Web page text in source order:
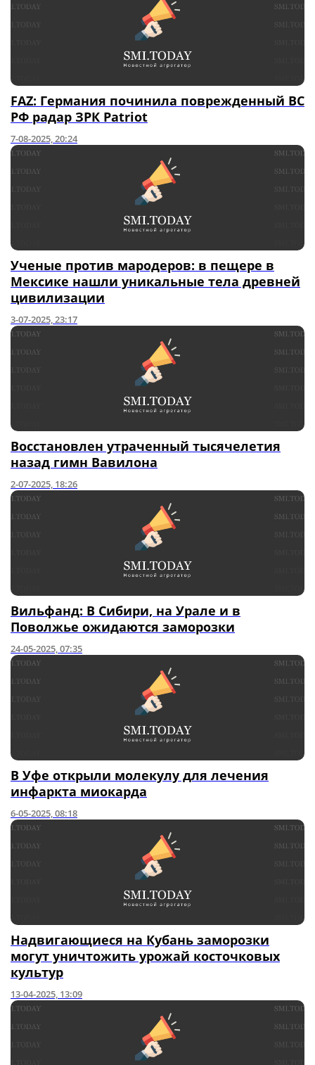
FAZ: Германия починила поврежденный ВС
РФ радар ЗРК Patriot
7-08-2025, 20:24
Ученые против мародеров: в пещере в
Мексике нашли уникальные тела древней
цивилизации
3-07-2025, 23:17
Восстановлен утраченный тысячелетия
назад гимн Вавилона
2-07-2025, 18:26
Вильфанд: В Сибири, на Урале и в
Поволжье ожидаются заморозки
24-05-2025, 07:35
В Уфе открыли молекулу для лечения
инфаркта миокарда
6-05-2025, 08:18
Надвигающиеся на Кубань заморозки
могут уничтожить урожай косточковых
культур
13-04-2025, 13:09